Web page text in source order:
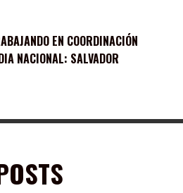
EN COORDINACIÓN
NACIONAL: SALVADOR